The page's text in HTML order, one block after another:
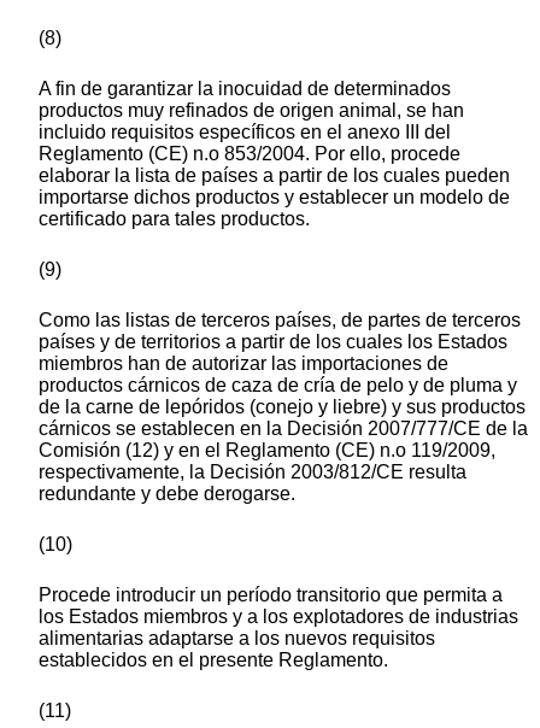
(8)
A fin de garantizar la inocuidad de determinados
productos muy refinados de origen animal, se han
incluido requisitos específicos en el anexo III del
Reglamento (CE) n.o 853/2004. Por ello, procede
elaborar la lista de países a partir de los cuales pueden
importarse dichos productos y establecer un modelo de
certificado para tales productos.
(9)
Como las listas de terceros países, de partes de terceros
países y de territorios a partir de los cuales los Estados
miembros han de autorizar las importaciones de
productos cárnicos de caza de cría de pelo y de pluma y
de la carne de lepóridos (conejo y liebre) y sus productos
cárnicos se establecen en la Decisión 2007/777/CE de la
Comisión (12) y en el Reglamento (CE) n.o 119/2009,
respectivamente, la Decisión 2003/812/CE resulta
redundante y debe derogarse.
(10)
Procede introducir un período transitorio que permita a
los Estados miembros y a los explotadores de industrias
alimentarias adaptarse a los nuevos requisitos
establecidos en el presente Reglamento.
(11)